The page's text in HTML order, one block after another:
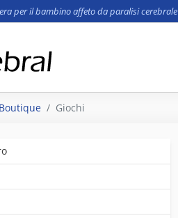
per il bambino affeto da paralisi cerebrale
Boutique Giochi